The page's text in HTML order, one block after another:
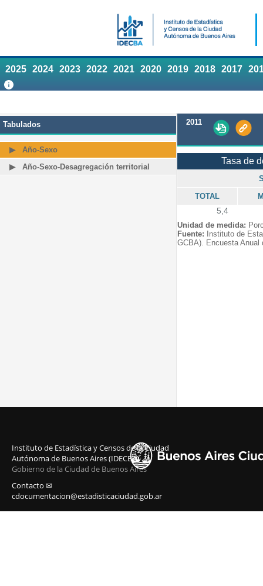
2025 2024 2023 2022 2021 2020 2019 2018 2017
Tabulados
Año-Sexo
Año-Sexo-Desagregación territorial
2011
Tasa de
TOTAL
5,4
Unidad de medida:
Fuente: Instituto de
GCBA). Encuesta Anual
Instituto de Estadística y Censos de la Ciudad
Autónoma de Buenos Aires (IDECBA)
Gobierno de la Ciudad de Buenos Aires
Contacto ✉
cdocumentacion@estadisticaciudad.gob.ar